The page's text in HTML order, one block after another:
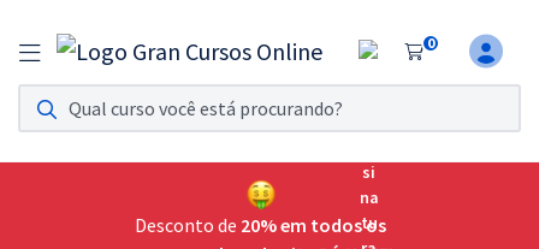
0
Assinatura Ilimitada 11
Acesso a todos os cursos. Teste grátis por 7 dias!
Assinatura OAB Até Passar
Acesso ilimitado a toda preparação para o Exame da
Desconto de 20% em todos os